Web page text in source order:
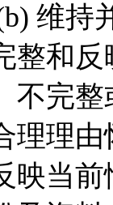
维持
整和
不完
理理
映当